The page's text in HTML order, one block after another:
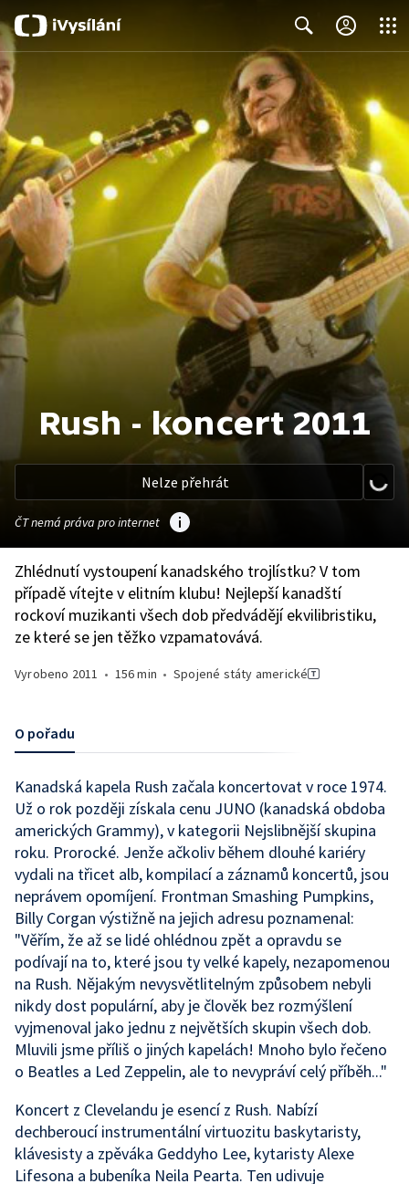
Search
Rush - koncert 2011
Nelze přehrát
ČT nemá práva pro internet
Zhlédnutí vystoupení kanadského trojlístku? V tom
případě vítejte v elitním klubu! Nejlepší kanadští
rockoví muzikanti všech dob předvádějí ekvilibristiku,
ze které se jen těžko vzpamatovává.
Vyrobeno 2011 • 156 min •Spojené státy americké
O pořadu
Kanadská kapela Rush začala koncertovat v roce 1974.
Už o rok později získala cenu JUNO (kanadská obdoba
amerických Grammy), v kategorii Nejslibnější skupina
roku. Prorocké. Jenže ačkoliv během dlouhé kariéry
vydali na třicet alb, kompilací a záznamů koncertů, jsou
neprávem opomíjení. Frontman Smashing Pumpkins,
Billy Corgan výstižně na jejich adresu poznamenal:
"Věřím, že až se lidé ohlédnou zpět a opravdu se
podívají na to, které jsou ty velké kapely, nezapomenou
na Rush. Nějakým nevysvětlitelným způsobem nebyli
nikdy dost populární, aby je člověk bez rozmýšlení
vyjmenoval jako jednu z největších skupin všech dob.
Mluvili jsme příliš o jiných kapelách! Mnoho bylo řečeno
o Beatles a Led Zeppelin, ale to nevypráví celý příběh..."
Koncert z Clevelandu je esencí z Rush. Nabízí
dechberoucí instrumentální virtuozitu baskytaristy,
klávesisty a zpěváka Geddyho Lee, kytaristy Alexe
Lifesona a bubeníka Neila Pearta. Ten udivuje